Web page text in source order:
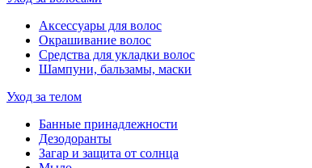
Аксессуары для волос
Окрашивание волос
Средства для укладки волос
Шампуни, бальзамы, маски
Уход за телом
Банные принадлежности
Дезодоранты
Загар и защита от солнца